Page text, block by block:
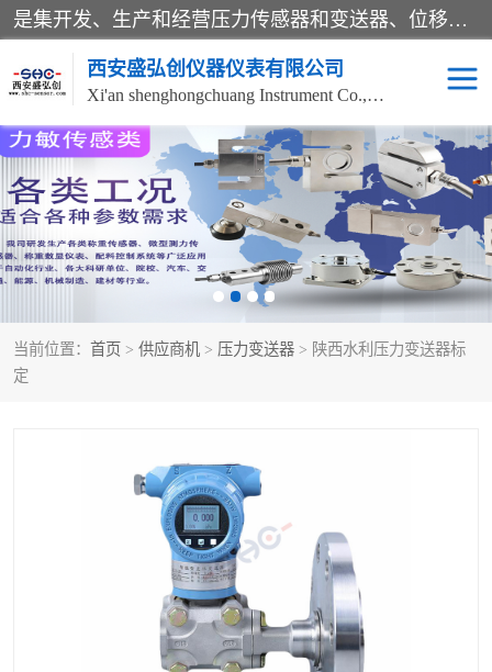
是集开发、生产和经营压力传感器和变送器、位移传感器和变送器、流量传感器和变送器、称重传感器和变送器、测力传感器和变送器、温湿度传感器和变送器、扭矩传感器、智能数显控制仪表等产品的化高新技术企业。
西安盛弘创仪器仪表有限公司
Xi'an shenghongchuang Instrument Co., Ltd
当前位置： 首页 > 供应商机 > 压力变送器 > 陕西水利压力变送器标
定
称重传感器 超声波流量计
压力变送器 通用型压力变送器
流量计
位移传感器 差压变送器